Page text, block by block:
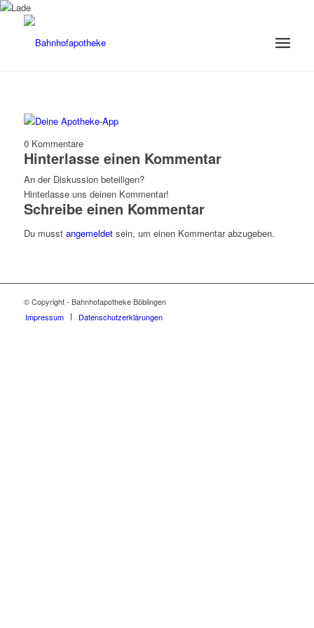
0 Kommentare
Hinterlasse einen Kommentar
An der Diskussion beteiligen?
Hinterlasse uns deinen Kommentar!
Schreibe einen Kommentar
Du musst angemeldetsein, um einen Kommentar abzugeben.
© Copyright - Bahnhofapotheke Böblingen
Impressum
Datenschutzerklärungen